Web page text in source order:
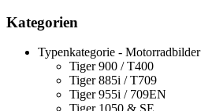
Kategorien
Typenkategorie - Motorradbilder
Tiger 900 / T400
Tiger 885i / T709
Tiger 955i / 709EN